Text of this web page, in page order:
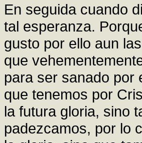
En seguida cuando
tal esperanza.
gusto por ello aun
que
para ser sanado por
que tenemos por
la futura gloria, sino
padezcamos, por lo